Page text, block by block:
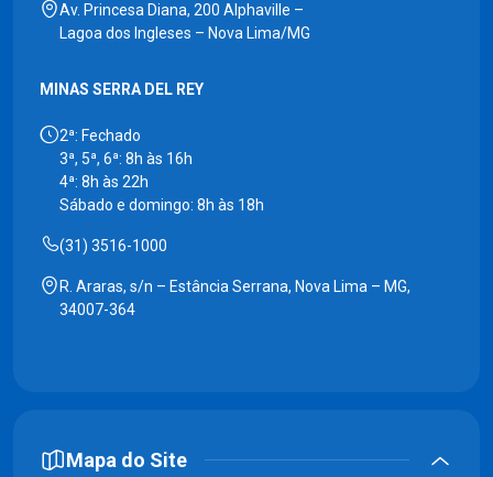
Av. Princesa Diana, 200 Alphaville –
Lagoa dos Ingleses – Nova Lima/MG
MINAS SERRA DEL REY
2ª: Fechado
3ª, 5ª, 6ª: 8h às 16h
4ª: 8h às 22h
Sábado e domingo: 8h às 18h
(31) 3516-1000
R. Araras, s/n – Estância Serrana, Nova Lima – MG,
34007-364
Mapa do Site